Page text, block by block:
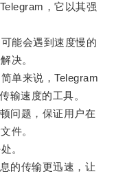
，它以其强
能会遇到速度慢的
决。
单来说，Telegram
输速度的工具。
问题，保证用户在
件。
。
的传输更迅速，让